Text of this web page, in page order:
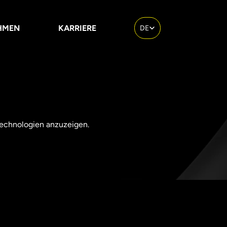
KARRIERE
Select Language
DE
anzuzeigen.